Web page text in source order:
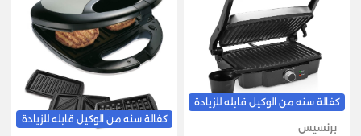
كفالة سنه من الوكيل قابله للزيادة
برنسيس
كفالة سنه من الوكيل قابله للزيادة